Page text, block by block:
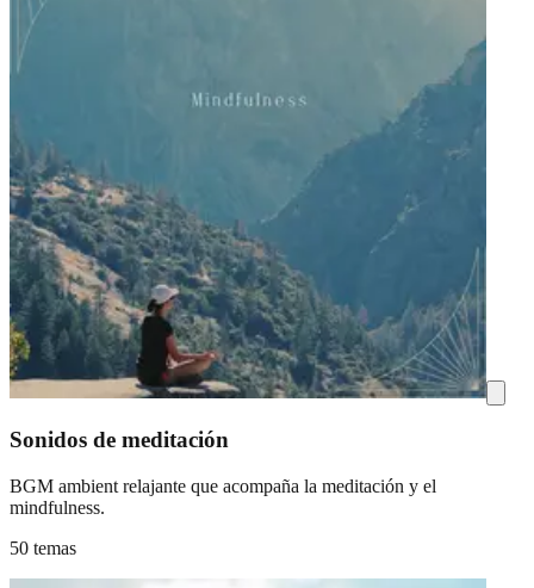
Sonidos de meditación
BGM ambient relajante que acompaña la meditación y el
mindfulness.
50 temas